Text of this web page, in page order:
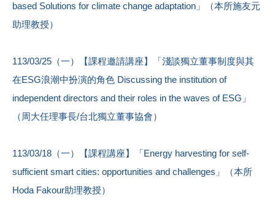
based Solutions for climate change adaptation」（本所施友元
助理教授）
113/03/25（一）【課程邀請講座】「淺談獨立董事制度與其
在ESG浪潮中扮演的角色 Discussing the institution of
independent directors and their roles in the waves of ESG」
（周大任理事長/台北獨立董事協會）
113/03/18（一）【課程講座】「Energy harvesting for self-
sufficient smart cities: opportunities and challenges」（本所
Hoda Fakour助理教授）